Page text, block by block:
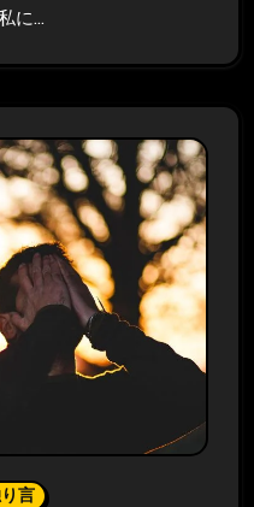
に…
言